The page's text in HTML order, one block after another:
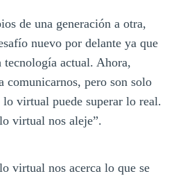
de una generación a otra,
nuevo por delante ya que
tecnología actual. Ahora,
comunicarnos, pero son solo
lo virtual puede superar lo real.
virtual nos aleje”.
virtual nos acerca lo que se